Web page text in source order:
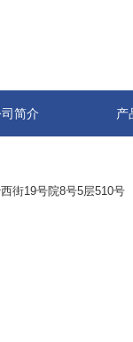
简介 产
街19号院8号5层510